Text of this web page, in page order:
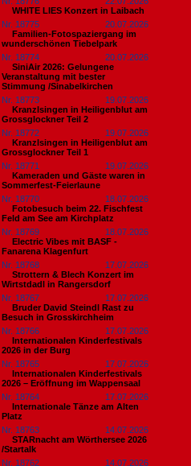
WHITE LIES Konzert in Laibach
Nr. 18775
20.07.2026
Familien-Fotospaziergang im
wunderschönen Tiebelpark
Nr. 18774
20.07.2026
SiniAir 2026: Gelungene
Veranstaltung mit bester
Stimmung /Sinabelkirchen
Nr. 18773
19.07.2026
Kranzlsingen in Heiligenblut am
Grossglockner Teil 2
Nr. 18772
19.07.2026
Kranzlsingen in Heiligenblut am
Grossglockner Teil 1
Nr. 18771
19.07.2026
Kameraden und Gäste waren in
Sommerfest-Feierlaune
Nr. 18770
18.07.2026
Fotobesuch beim 22. Fischfest
Feld am See am Kirchplatz
Nr. 18769
18.07.2026
Electric Vibes mit BASF -
Fanarena Klagenfurt
Nr. 18768
17.07.2026
Strottern & Blech Konzert im
Wirtstdadl in Rangersdorf
Nr. 18767
17.07.2026
Bruder David Steindl Rast zu
Besuch in Grosskirchheim
Nr. 18766
17.07.2026
Internationalen Kinderfestivals
2026 in der Burg
Nr. 18765
17.07.2026
Internationalen Kinderfestivals
2026 – Eröffnung im Wappensaal
Nr. 18764
17.07.2026
Internationale Tänze am Alten
Platz
Nr. 18763
14.07.2026
STARnacht am Wörthersee 2026
/Startalk
Nr. 18762
14.07.2026